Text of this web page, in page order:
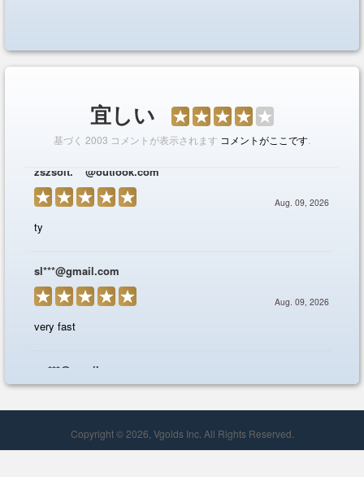
Copyright © 2026, Vgolds Inc. All Rights Reserved.